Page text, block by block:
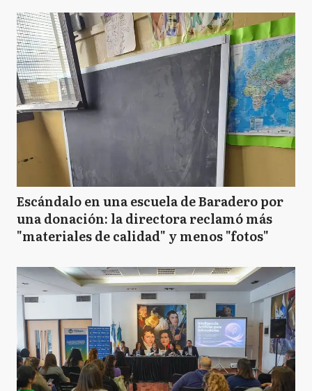
Escándalo en una escuela de Baradero por
una donación: la directora reclamó más
"materiales de calidad" y menos "fotos"